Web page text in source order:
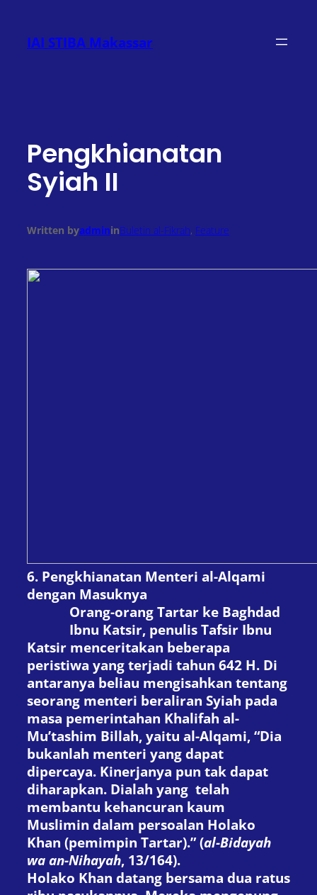
konten
IAI STIBA Makassar
Pengkhianatan
Syiah II
Written byadmininBuletin al-Fikrah, Feature
6. Pengkhianatan Menteri al-Alqami
dengan Masuknya
Orang-orang Tartar ke Baghdad
Ibnu Katsir, penulis Tafsir Ibnu
Katsir menceritakan beberapa
peristiwa yang terjadi tahun 642 H. Di
antaranya beliau mengisahkan tentang
seorang menteri beraliran Syiah pada
masa pemerintahan Khalifah al-
Mu’tashim Billah, yaitu al-Alqami, “Dia
bukanlah menteri yang dapat
dipercaya. Kinerjanya pun tak dapat
diharapkan. Dialah yang telah
membantu kehancuran kaum
Muslimin dalam persoalan Holako
Khan (pemimpin Tartar).” (al-Bidayah
wa an-Nihayah, 13/164).
Holako Khan datang bersama dua ratus